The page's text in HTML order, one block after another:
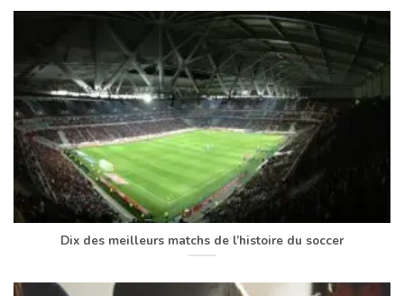
Dix des meilleurs matchs de l’histoire du soccer